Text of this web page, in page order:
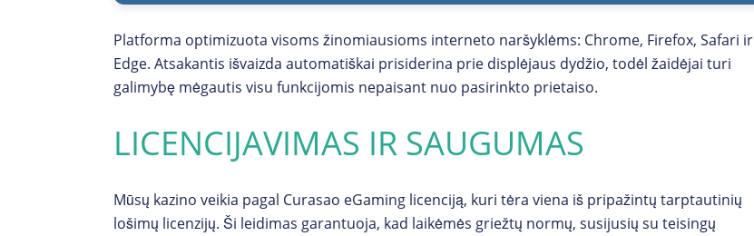
Platforma optimizuota visoms žinomiausioms interneto naršyklėms: Chrome, Firefox, Safari ir
Edge. Atsakantis išvaizda automatiškai prisiderina prie displėjaus dydžio, todėl žaidėjai turi
galimybę mėgautis visu funkcijomis nepaisant nuo pasirinkto prietaiso.
LICENCIJAVIMAS IR SAUGUMAS
Mūsų kazino veikia pagal Curasao eGaming licenciją, kuri tėra viena iš pripažintų tarptautinių
lošimų licenzijų. Ši leidimas garantuoja, kad laikėmės griežtų normų, susijusių su teisingų